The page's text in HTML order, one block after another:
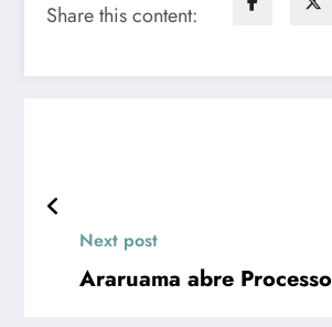
Share this content:
Next post
Araruama abre